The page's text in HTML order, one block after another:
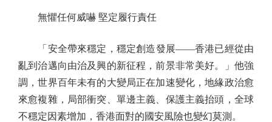
無懼任何威嚇 堅定履行責任
「安全帶來穩定，穩定創造發展——香港已經從由
亂到治邁向由治及興的新征程，前景非常美好。」他強
調，世界百年未有的大變局正在加速變化，地緣政治愈
來愈複雜，局部衝突、單邊主義、保護主義抬頭，全球
不穩定因素增加，香港面對的國安風險也變幻莫測。